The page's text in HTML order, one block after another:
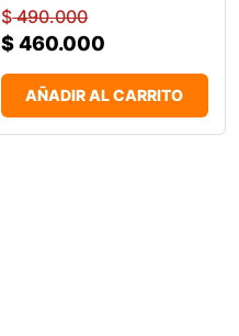
$490.000
$460.000
AÑADIR AL CARRITO